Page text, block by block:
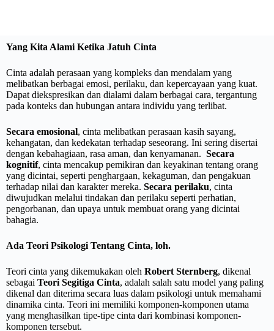
Yang Kita Alami Ketika Jatuh Cinta
Cinta adalah perasaan yang kompleks dan mendalam yang
melibatkan berbagai emosi, perilaku, dan kepercayaan yang kuat.
Dapat diekspresikan dan dialami dalam berbagai cara, tergantung
pada konteks dan hubungan antara individu yang terlibat.
Secara emosional, cinta melibatkan perasaan kasih sayang,
kehangatan, dan kedekatan terhadap seseorang. Ini sering disertai
dengan kebahagiaan, rasa aman, dan kenyamanan. Secara
kognitif, cinta mencakup pemikiran dan keyakinan tentang orang
yang dicintai, seperti penghargaan, kekaguman, dan pengakuan
terhadap nilai dan karakter mereka. Secara perilaku, cinta
diwujudkan melalui tindakan dan perilaku seperti perhatian,
pengorbanan, dan upaya untuk membuat orang yang dicintai
bahagia.
Ada Teori Psikologi Tentang Cinta, loh.
Teori cinta yang dikemukakan oleh Robert Sternberg, dikenal
sebagai Teori Segitiga Cinta, adalah salah satu model yang paling
dikenal dan diterima secara luas dalam psikologi untuk memahami
dinamika cinta. Teori ini memiliki komponen-komponen utama
yang menghasilkan tipe-tipe cinta dari kombinasi komponen-
komponen tersebut.